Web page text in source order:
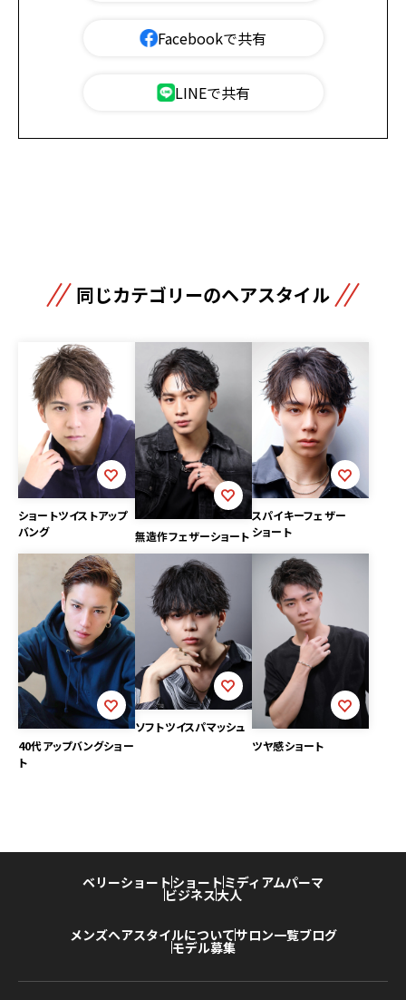
Facebookで共有
LINEで共有
同じカテゴリーのヘアスタイル
ショートツイストアップ
バング
無造作フェザーショート
スパイキーフェザー
ショート
40代アップバングショー
ト
ソフトツイスパマッシュ
ツヤ感ショート
ベリーショートショート ミディアムパーマ
ビジネス大人
メンズヘアスタイルについてサロン一覧ブログ
モデル募集